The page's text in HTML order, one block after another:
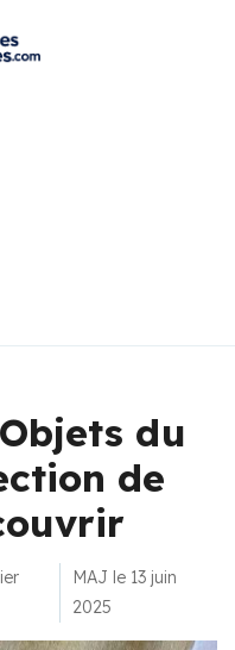
du
de
MAJ le 13 juin
2025